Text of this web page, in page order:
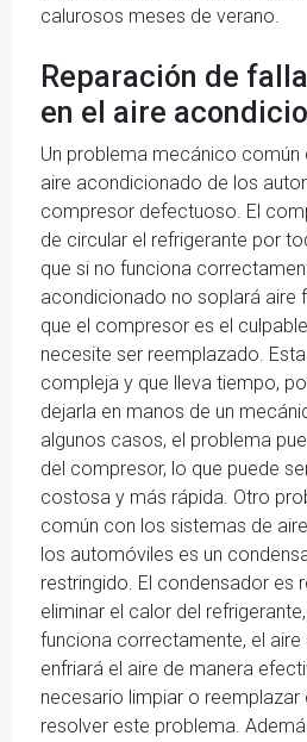
calurosos meses de verano.
Reparación de
en el aire
Un problema mecánico
aire acondicionado de los
compresor defectuoso. El
de circular el refrigerante por
que si no funciona
acondicionado no soplará aire
que el compresor es el
necesite ser reemplazado.
compleja y que lleva tiempo,
dejarla en manos de un
algunos casos, el problema
del compresor, lo que puede
costosa y más rápida. Otro
común con los sistemas de
los automóviles es un
restringido. El condensador es
eliminar el calor del
funciona correctamente, el
enfriará el aire de manera
necesario limpiar o
resolver este problema.